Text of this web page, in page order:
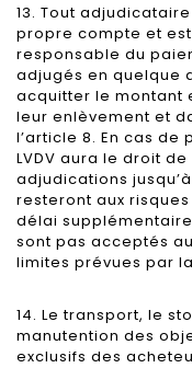
13. Tout
propre compte et
responsable du
adjugés en quelque
acquitter le montant
leur enlèvement et
l’article 8. En cas
LVDV aura le droit
adjudications
resteront aux
délai
sont pas acceptés
limites prévues par
14. Le transport, le
manutention des
exclusifs des